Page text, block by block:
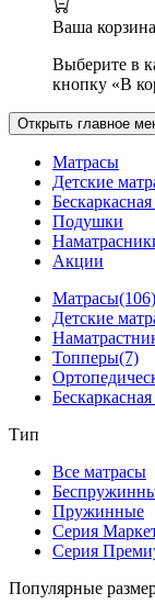
Ваша
Выберите в
кнопку «В
Открыть главное
Матрасы
Детские
Подушки
Акции
Матрасы(106)
Детские
Топперы(7)
Тип
Все матрасы
Пружинные
Серия
Серия
Популярные